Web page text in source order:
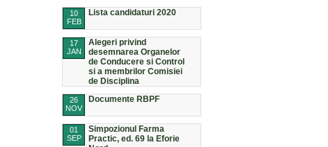
10
FEB
Lista candidaturi 2020
17
JAN
Alegeri privind
desemnarea Organelor
de Conducere si Control
si a membrilor Comisiei
de Disciplina
26
NOV
Documente RBPF
01
SEP
Simpozionul Farma
Practic, ed. 69 la Eforie